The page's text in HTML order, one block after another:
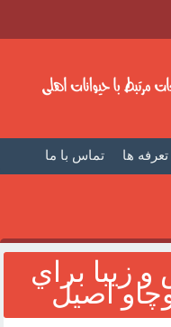
تماس با ما تعرفه ها
زيبا براي
اصيل